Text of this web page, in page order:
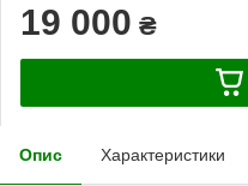
19 000 ₴
Опис Характеристики